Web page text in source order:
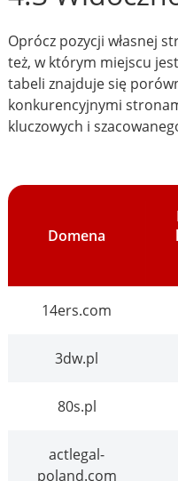
Oprócz pozycji własnej
też, w którym miejscu
tabeli znajduje się
konkurencyjnymi
kluczowych i
Domena
14ers.com
3dw.pl
80s.pl
actlegal-
poland.com